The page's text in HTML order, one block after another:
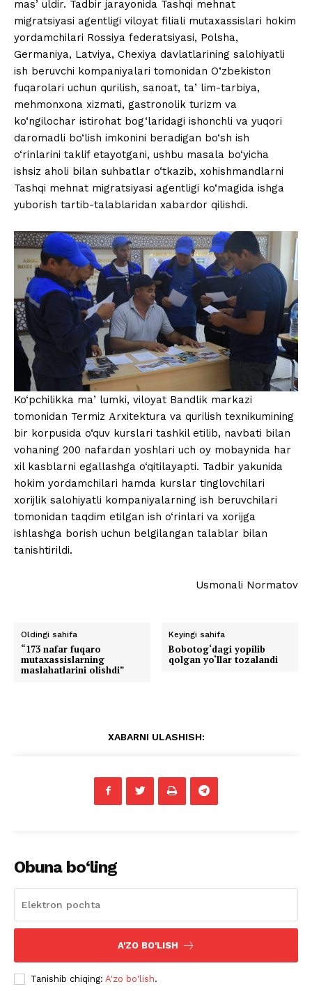
masʼuldir. Tadbir jarayonida Tashqi mehnat
migratsiyasi agentligi viloyat filiali mutaxassislari hokim
yordamchilari Rossiya federatsiyasi, Polsha,
Germaniya, Latviya, Chexiya davlatlarining salohiyatli
ish beruvchi kompaniyalari tomonidan O‘zbekiston
fuqarolari uchun qurilish, sanoat, taʼlim-tarbiya,
mehmonxona xizmati, gastronolik turizm va
ko‘ngilochar istirohat bog‘laridagi ishonchli va yuqori
daromadli bo‘lish imkonini beradigan bo‘sh ish
o‘rinlarini taklif etayotgani, ushbu masala bo‘yicha
ishsiz aholi bilan suhbatlar o‘tkazib, xohishmandlarni
Tashqi mehnat migratsiyasi agentligi ko‘magida ishga
yuborish tartib-talablaridan xabardor qilishdi.
Ko‘pchilikka maʼlumki, viloyat Bandlik markazi
tomonidan Termiz Аrxitektura va qurilish texnikumining
bir korpusida o‘quv kurslari tashkil etilib, navbati bilan
vohaning 200 nafardan yoshlari uch oy mobaynida har
xil kasblarni egallashga o‘qitilayapti. Tadbir yakunida
hokim yordamchilari hamda kurslar tinglovchilari
xorijlik salohiyatli kompaniyalarning ish beruvchilari
tomonidan taqdim etilgan ish o‘rinlari va xorijga
ishlashga borish uchun belgilangan talablar bilan
tanishtirildi.
Usmonali Normatov
Oldingi sahifa
“173 nafar fuqaro
mutaxassislarning
maslahatlarini olishdi”
Keyingi sahifa
Bobotog‘dagi yopilib
qolgan yo‘llar tozalandi
XABARNI ULASHISH:
Obuna bo‘ling
A'ZO BO'LISH
Tanishib chiqing: A'zo bo'lish.